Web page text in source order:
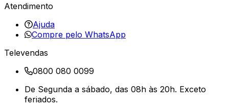
Atendimento
Ajuda
Compre pelo WhatsApp
Televendas
0800 080 0099
De Segunda a sábado, das 08h às 20h. Exceto
feriados.